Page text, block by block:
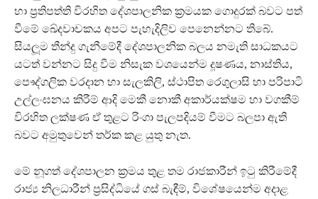
හා ප්‍රතිපත්ති විරහිත දේශපාලනික ක්‍රමයක ගොදුරක් බවට පත්
වීමේ ඛේදවාචකය අපට පැහැදිලිව පෙනෙන්නට තිබේ.
සියලූ‍ම තීන්දු ගැනීමේදී දේශපාලනික බලය නමැති සාධකයට
යටත් වන්නට සිදු වීම නිසැක වශයෙන්ම දූෂණය, නාස්තිය,
පෞද්ගලික වරදාන හා සැලකිලි, ස්ථාපිත රෙගුලාසි හා පරිපාටි
උල්ලංඝනය කිරීම් ආදි මෙකී නොකී අකාර්යක්ෂම හා වගකීම්
විරහිත ලක්ෂණ ඒ තුළට රිංගා පැලපදියම් වීමට බලපා ඇති
බවට අමුතුවෙන් තර්ක කළ යුතු නැත.
මේ නූගත් දේශපාලන ක්‍රමය තුළ තම රාජකාරීන් ඉටු කිරීමේදී
රාජ්‍ය නිලධාරීන් ප්‍රසිද්ධියේ ගස් බැඳීම්, විශේෂයෙන්ම අදාළ